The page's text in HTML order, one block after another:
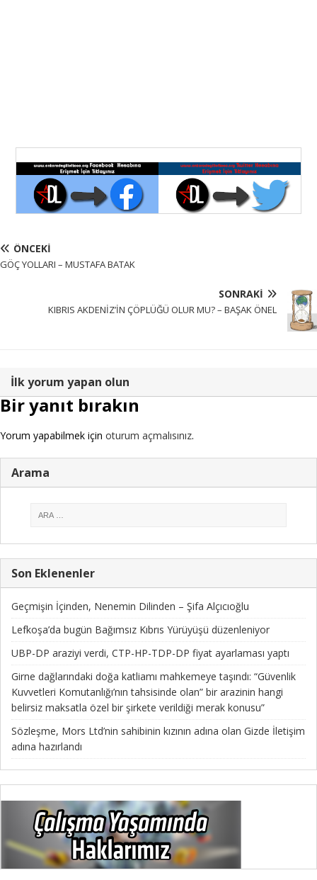
ÖNCEKI
GÖÇ YOLLARI – MUSTAFA BATAK
SONRAKI
KIBRIS AKDENİZ’İN ÇÖPLÜĞÜ OLUR MU? – BAŞAK ÖNEL
İlk yorum yapan olun
Bir yanıt bırakın
Yorum yapabilmek için oturum açmalısınız.
Arama
Son Eklenenler
Geçmişin İçinden, Nenemin Dilinden – Şifa Alçıcıoğlu
Lefkoşa’da bugün Bağımsız Kıbrıs Yürüyüşü düzenleniyor
UBP-DP araziyi verdi, CTP-HP-TDP-DP fiyat ayarlaması yaptı
Girne dağlarındaki doğa katliamı mahkemeye taşındı: “Güvenlik
Kuvvetleri Komutanlığı’nın tahsisinde olan” bir arazinin hangi
belirsiz maksatla özel bir şirkete verildiği merak konusu”
Sözleşme, Mors Ltd’nin sahibinin kızının adına olan Gizde İletişim
adına hazırlandı